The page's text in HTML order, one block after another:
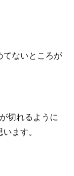
てないところが
切れるように
ます。